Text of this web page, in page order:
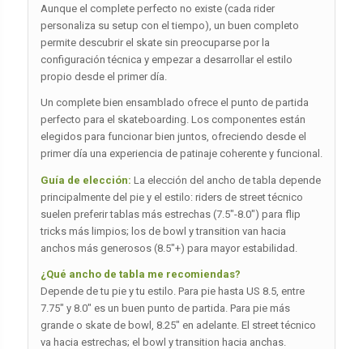
Aunque el complete perfecto no existe (cada rider
personaliza su setup con el tiempo), un buen completo
permite descubrir el skate sin preocuparse por la
configuración técnica y empezar a desarrollar el estilo
propio desde el primer día.
Un complete bien ensamblado ofrece el punto de partida
perfecto para el skateboarding. Los componentes están
elegidos para funcionar bien juntos, ofreciendo desde el
primer día una experiencia de patinaje coherente y funcional.
Guía de elección: La elección del ancho de tabla depende
principalmente del pie y el estilo: riders de street técnico
suelen preferir tablas más estrechas (7.5″-8.0″) para flip
tricks más limpios; los de bowl y transition van hacia
anchos más generosos (8.5″+) para mayor estabilidad.
¿Qué ancho de tabla me recomiendas?
Depende de tu pie y tu estilo. Para pie hasta US 8.5, entre
7.75″ y 8.0″ es un buen punto de partida. Para pie más
grande o skate de bowl, 8.25″ en adelante. El street técnico
va hacia estrechas; el bowl y transition hacia anchas.